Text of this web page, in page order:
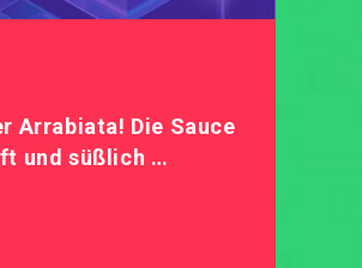
Arrabiata! Die Sauce
und süßlich …